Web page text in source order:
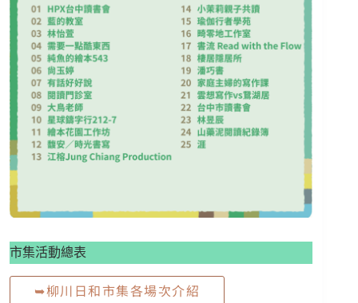
市集活動總表
➥柳川日和市集各場次介紹